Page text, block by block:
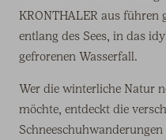
KRONTHALER aus führen
entlang des Sees, in das
gefrorenen Wasserfall.
Wer die winterliche Natur
möchte, entdeckt die